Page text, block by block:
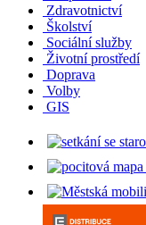
Zdravotnictví
Školství
Sociální služby
Životní prostředí
Doprava
Volby
GIS